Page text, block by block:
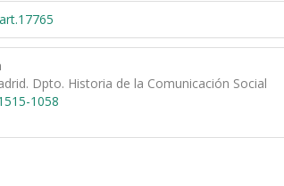
Dpto. Historia de la Comunicación Social
1058